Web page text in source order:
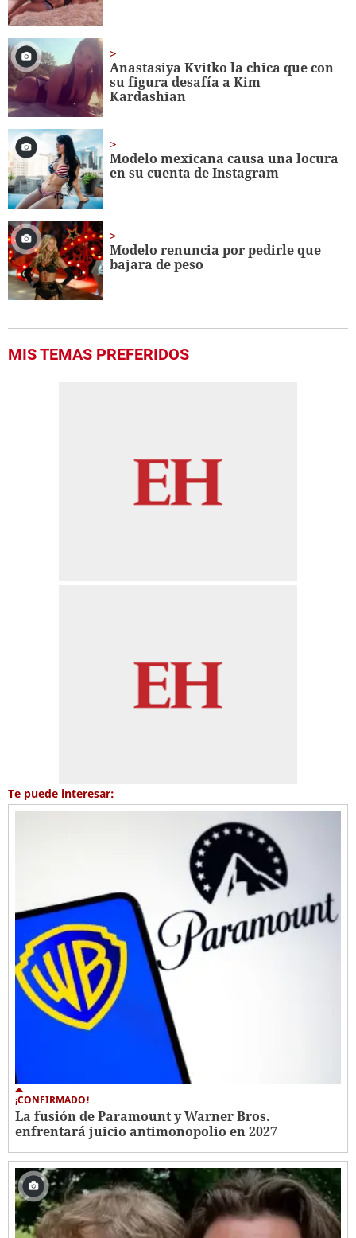
Anastasiya Kvitko la chica que con
su figura desafía a Kim
Kardashian
Modelo mexicana causa una locura
en su cuenta de Instagram
Modelo renuncia por pedirle que
bajara de peso
MIS TEMAS PREFERIDOS
Te puede interesar:
¡CONFIRMADO!
La fusión de Paramount y Warner Bros.
enfrentará juicio antimonopolio en 2027